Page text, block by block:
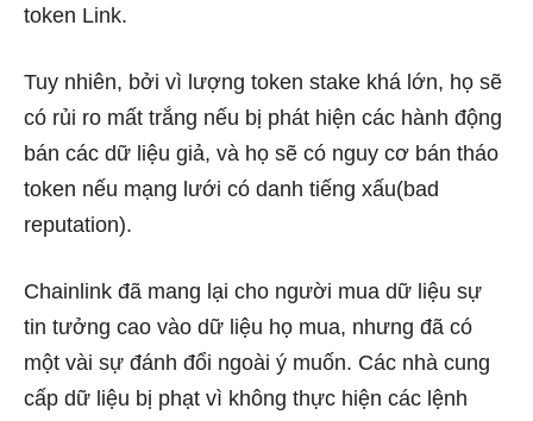
token Link.
Tuy nhiên, bởi vì lượng token stake khá lớn, họ sẽ
có rủi ro mất trắng nếu bị phát hiện các hành động
bán các dữ liệu giả, và họ sẽ có nguy cơ bán tháo
token nếu mạng lưới có danh tiếng xấu(bad
reputation).
Chainlink đã mang lại cho người mua dữ liệu sự
tin tưởng cao vào dữ liệu họ mua, nhưng đã có
một vài sự đánh đổi ngoài ý muốn. Các nhà cung
cấp dữ liệu bị phạt vì không thực hiện các lệnh